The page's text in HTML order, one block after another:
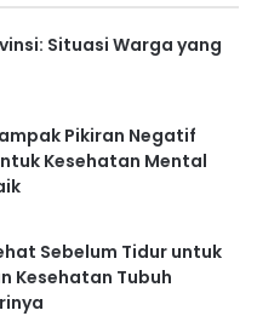
Situasi Warga yang
Pikiran Negatif
Kesehatan Mental
Sebelum Tidur untuk
Kesehatan Tubuh